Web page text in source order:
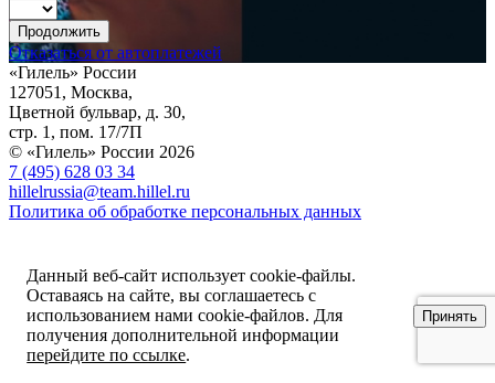
Продолжить
Отказаться от автоплатежей
«Гилель» России
127051, Москва,
Цветной бульвар, д. 30,
стр. 1, пом. 17/7П
© «Гилель» России 2026
7 (495) 628 03 34
hillelrussia@team.hillel.ru
Политика об обработке персональных данных
Данный веб-сайт использует cookie-файлы.
Оставаясь на сайте, вы соглашаетесь с
использованием нами cookie-файлов. Для
получения дополнительной информации
перейдите по ссылке.
Принять